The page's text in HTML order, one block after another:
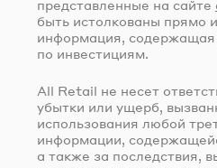
представленные на сайте
быть истолкованы прямо
информация,
по инвестициям.
All Retail не несет
убытки или ущерб,
использования любой
информации,
а также за последствия,